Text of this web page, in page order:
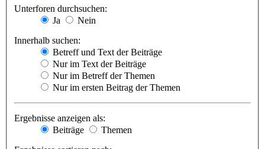
Unterforen durchsuchen:
Ja
Nein
Innerhalb suchen:
Betreff und Text der Beiträge
Nur im Text der Beiträge
Nur im Betreff der Themen
Nur im ersten Beitrag der Themen
Ergebnisse anzeigen als:
Beiträge
Themen